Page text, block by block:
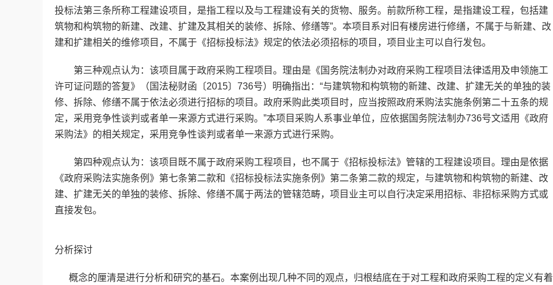
投标法第三条所称工程建设项目，是指工程以及与工程建设有关的货物、服务。前款所称工程，是指建设工程，包括建
筑物和构筑物的新建、改建、扩建及其相关的装修、拆除、修缮等”。本项目系对旧有楼房进行修缮，不属于与新建、改
建和扩建相关的维修项目，不属于《招标投标法》规定的依法必须招标的项目，项目业主可以自行发包。
第三种观点认为：该项目属于政府采购工程项目。理由是《国务院法制办对政府采购工程项目法律适用及申领施工
许可证问题的答复》（国法秘财函〔2015〕736号）明确指出：“与建筑物和构筑物的新建、改建、扩建无关的单独的装
修、拆除、修缮不属于依法必须进行招标的项目。政府釆购此类项目时，应当按照政府釆购法实施条例第二十五条的规
定，采用竞争性谈判或者单一来源方式进行采购。”本项目采购人系事业单位，应依据国务院法制办736号文适用《政府
采购法》的相关规定，采用竞争性谈判或者单一来源方式进行采购。
第四种观点认为：该项目既不属于政府采购工程项目，也不属于《招标投标法》管辖的工程建设项目。理由是依据
《政府采购法实施条例》第七条第二款和《招标投标法实施条例》第二条第二款的规定，与建筑物和构筑物的新建、改
建、扩建无关的单独的装修、拆除、修缮不属于两法的管辖范畴，项目业主可以自行决定采用招标、非招标采购方式或
直接发包。
分析探讨
概念的厘清是进行分析和研究的基石。本案例出现几种不同的观点，归根结底在于对工程和政府采购工程的定义有着